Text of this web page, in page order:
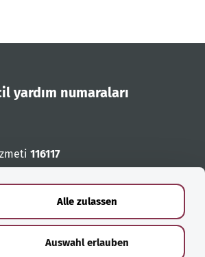
Alle zulassen
Auswahl erlauben
yardım numaraları
116117